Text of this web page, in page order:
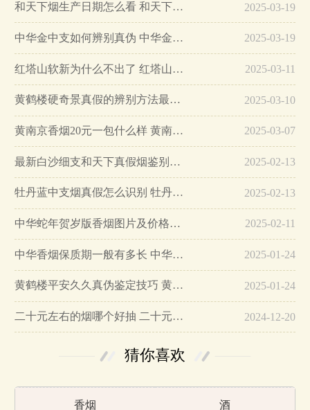
和天下烟生产日期怎么看 和天下烟真假辨别方法六个方面… 2025-03-19
中华金中支如何辨别真伪 中华金中支真假烟鉴别方法… 2025-03-19
红塔山软新为什么不出了 红塔山软新烟停售原因详解… 2025-03-11
黄鹤楼硬奇景真假的辨别方法最简单版… 2025-03-10
黄南京香烟20元一包什么样 黄南京香烟真假鉴别… 2025-03-07
最新白沙细支和天下真假烟鉴别指南… 2025-02-13
牡丹蓝中支烟真假怎么识别 牡丹蓝中支烟真假鉴别带图… 2025-02-13
中华蛇年贺岁版香烟图片及价格大全… 2025-02-11
中华香烟保质期一般有多长 中华香烟保质期在哪里看的… 2025-01-24
黄鹤楼平安久久真伪鉴定技巧 黄鹤楼平安久久二维码在哪里… 2025-01-24
二十元左右的烟哪个好抽 二十元左右的香烟排行榜最新款… 2024-12-20
猜你喜欢
香烟 酒